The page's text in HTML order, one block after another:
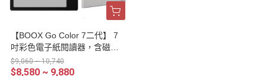
【BOOX Go Color 7二代】 7
吋彩色電子紙閱讀器，含磁吸
式皮套【新品現貨】
$9,060 ~ 10,740
$8,580 ~ 9,880